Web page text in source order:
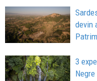
devin
3